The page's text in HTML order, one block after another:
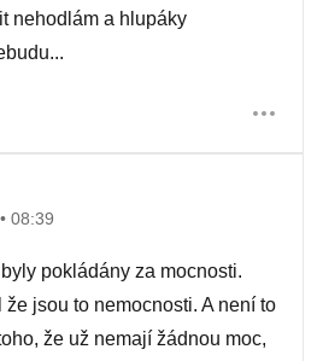
nehodlám a hlupáky
08:39
pokládány za mocnosti.
že jsou to nemocnosti. A není to
že už nemají žádnou moc,